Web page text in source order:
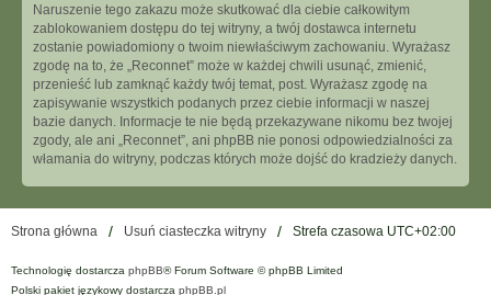
Naruszenie tego zakazu może skutkować dla ciebie całkowitym
zablokowaniem dostępu do tej witryny, a twój dostawca internetu
zostanie powiadomiony o twoim niewłaściwym zachowaniu. Wyrażasz
zgodę na to, że „Reconnet” może w każdej chwili usunąć, zmienić,
przenieść lub zamknąć każdy twój temat, post. Wyrażasz zgodę na
zapisywanie wszystkich podanych przez ciebie informacji w naszej
bazie danych. Informacje te nie będą przekazywane nikomu bez twojej
zgody, ale ani „Reconnet”, ani phpBB nie ponosi odpowiedzialności za
włamania do witryny, podczas których może dojść do kradzieży danych.
Strona główna Usuń ciasteczka witryny Strefa czasowa UTC+02:00
Technologię dostarcza phpBB® Forum Software © phpBB Limited
Polski pakiet językowy dostarcza phpBB.pl